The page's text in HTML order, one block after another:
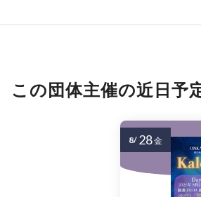
この団体主催の近日予
8/ 28金